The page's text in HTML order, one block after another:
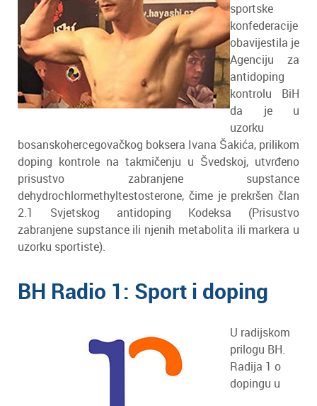
sportske
konfederacije
obavijestila je
Agenciju za
antidoping
kontrolu BiH
da je u
uzorku
bosanskohercegovačkog boksera Ivana Šakića, prilikom
doping kontrole na takmičenju u Švedskoj, utvrđeno
prisustvo zabranjene supstance
dehydrochlormethyltestosterone, čime je prekršen član
2.1 Svjetskog antidoping Kodeksa (Prisustvo
zabranjene supstance ili njenih metabolita ili markera u
uzorku sportiste).
BH Radio 1: Sport i doping
U radijskom
prilogu BH.
Radija 1 o
dopingu u